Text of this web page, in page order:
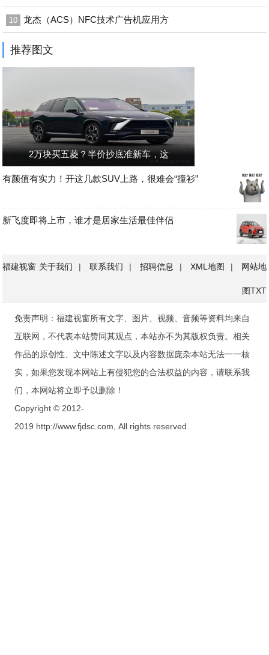
10 龙杰（ACS）NFC技术广告机应用方
推荐图文
2万块买五菱？半价抄底准新车，这
有颜值有实力！开这几款SUV上路，很难会“撞衫”
新飞度即将上市，谁才是居家生活最佳伴侣
福建视窗 关于我们 | 联系我们 | 招聘信息 | XML地图 | 网站地
图TXT
免责声明：福建视窗所有文字、图片、视频、音频等资料均来自
互联网，不代表本站赞同其观点，本站亦不为其版权负责。相关
作品的原创性、文中陈述文字以及内容数据庞杂本站无法一一核
实，如果您发现本网站上有侵犯您的合法权益的内容，请联系我
们，本网站将立即予以删除！
Copyright © 2012-
2019 http://www.fjdsc.com, All rights reserved.